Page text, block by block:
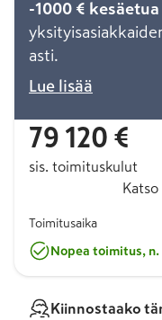
-1000 € kesäetua
asti.
Lue lisää
79 120 €
sis. toimituskulut
Toimitusaika
Nopea toimitus, n.
Kiinnostaako